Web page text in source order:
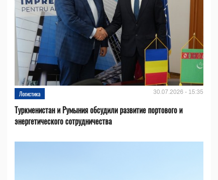
Логистика 30.07.2026 - 15:35
Туркменистан и Румыния обсудили развитие портового и
энергетического сотрудничества